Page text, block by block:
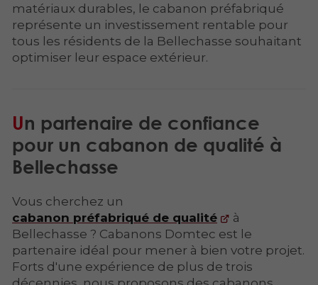
matériaux durables, le cabanon préfabriqué
représente un investissement rentable pour
tous les résidents de la Bellechasse souhaitant
optimiser leur espace extérieur.
Un partenaire de confiance
pour un cabanon de qualité à
Bellechasse
Vous cherchez un
cabanon préfabriqué de qualité
à
Bellechasse ? Cabanons Domtec est le
partenaire idéal pour mener à bien votre projet.
Forts d'une expérience de plus de trois